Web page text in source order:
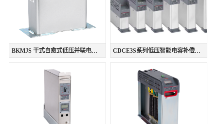
BKMJS 干式自愈式低压并联电容器 CDCE3S系列低压智能电容补偿装置